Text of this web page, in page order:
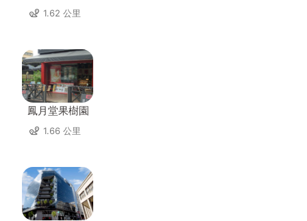
1.62 公里
鳳月堂果樹園
1.66 公里